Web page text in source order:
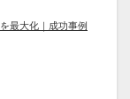
最大化｜成功事例